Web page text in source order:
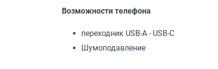
Возможности телефона
переходник USB-A - USB-C
Шумоподавление